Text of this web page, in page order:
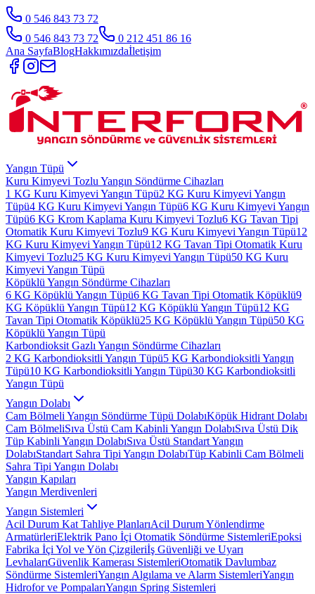
0 546 843 73 72
0 546 843 73 72
0 212 451 86 16
Ana SayfaBlogHakkımızdaİletişim
Yangın Tüpü
Kuru Kimyevi Tozlu Yangın Söndürme Cihazları
1 KG Kuru Kimyevi Yangın Tüpü2 KG Kuru Kimyevi Yangın
Tüpü4 KG Kuru Kimyevi Yangın Tüpü6 KG Kuru Kimyevi Yangın
Tüpü6 KG Krom Kaplama Kuru Kimyevi Tozlu6 KG Tavan Tipi
Otomatik Kuru Kimyevi Tozlu9 KG Kuru Kimyevi Yangın Tüpü12
KG Kuru Kimyevi Yangın Tüpü12 KG Tavan Tipi Otomatik Kuru
Kimyevi Tozlu25 KG Kuru Kimyevi Yangın Tüpü50 KG Kuru
Kimyevi Yangın Tüpü
Köpüklü Yangın Söndürme Cihazları
6 KG Köpüklü Yangın Tüpü6 KG Tavan Tipi Otomatik Köpüklü9
KG Köpüklü Yangın Tüpü12 KG Köpüklü Yangın Tüpü12 KG
Tavan Tipi Otomatik Köpüklü25 KG Köpüklü Yangın Tüpü50 KG
Köpüklü Yangın Tüpü
Karbondioksit Gazlı Yangın Söndürme Cihazları
2 KG Karbondioksitli Yangın Tüpü5 KG Karbondioksitli Yangın
Tüpü10 KG Karbondioksitli Yangın Tüpü30 KG Karbondioksitli
Yangın Tüpü
Yangın Dolabı
Cam Bölmeli Yangın Söndürme Tüpü DolabıKöpük Hidrant Dolabı
Cam BölmeliSıva Üstü Cam Kabinli Yangın DolabıSıva Üstü Dik
Tüp Kabinli Yangın DolabıSıva Üstü Standart Yangın
DolabıStandart Sahra Tipi Yangın DolabıTüp Kabinli Cam Bölmeli
Sahra Tipi Yangın Dolabı
Yangın Kapıları
Yangın Merdivenleri
Yangın Sistemleri
Acil Durum Kat Tahliye PlanlarıAcil Durum Yönlendirme
ArmatürleriElektrik Pano İçi Otomatik Söndürme SistemleriEpoksi
Fabrika İçi Yol ve Yön Çizgileriİş Güvenliği ve Uyarı
LevhalarıGüvenlik Kamerası SistemleriOtomatik Davlumbaz
Söndürme SistemleriYangın Algılama ve Alarm SistemleriYangın
Hidrofor ve PompalarıYangın Spring Sistemleri